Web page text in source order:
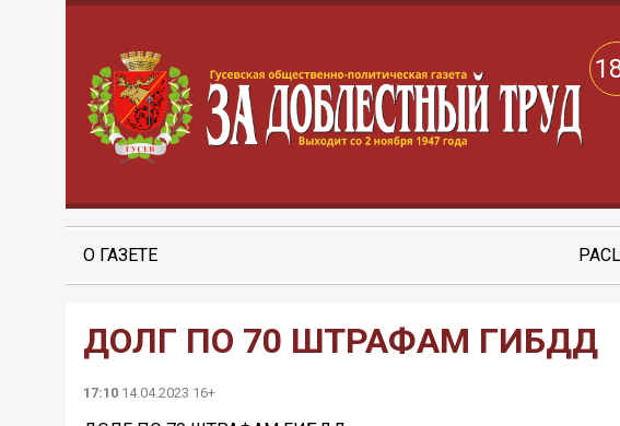
О ГАЗЕТЕ
ДОЛГ ПО 70 ШТРАФАМ ГИБДД
17:10 14.04.2023 16+